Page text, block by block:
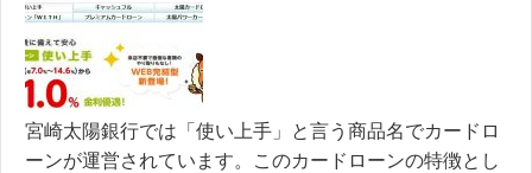
宮崎太陽銀行では「使い上手」と言う商品名でカードロ
ーンが運営されています。このカードローンの特徴とし